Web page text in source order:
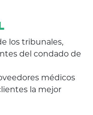
los tribunales,
del condado de
médicos
la mejor